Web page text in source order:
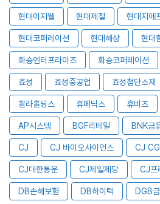
현대이지웰 현대제철 현대지에
현대코퍼레이션 현대해상 현대
화승엔터프라이즈 화승코퍼레이션
효성 효성중공업 효성첨단소재
휠라홀딩스 휴메딕스 휴비츠
AP시스템 BGF리테일 BNK금
CJ CJ 바이오사이언스 CJ
CJ대한통운 CJ제일제당 CJ프
DB손해보험 DB하이텍 DGB